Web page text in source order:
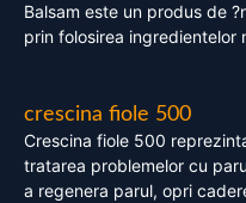
Balsam este un produs de
prin folosirea ingredientelor
crescina fiole 500
Crescina fiole 500
tratarea problemelor cu
a regenera parul, opri